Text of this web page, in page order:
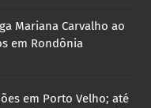
Mariana Carvalho ao
em Rondônia
em Porto Velho; até